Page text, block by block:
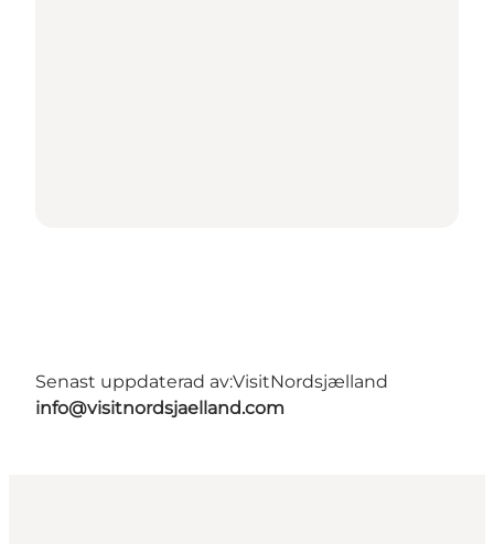
Senast uppdaterad av:VisitNordsjælland
info@visitnordsjaelland.com